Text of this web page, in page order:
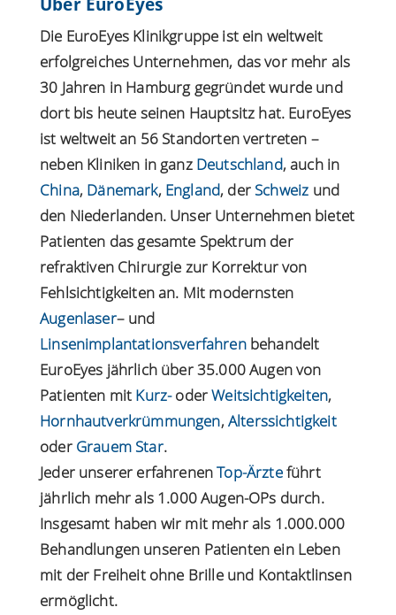
Die EuroEyes Klinikgruppe ist ein weltweit
erfolgreiches Unternehmen, das vor mehr als
30 Jahren in Hamburg gegründet wurde und
dort bis heute seinen Hauptsitz hat. EuroEyes
ist weltweit an 56 Standorten vertreten –
neben Kliniken in ganz Deutschland, auch in
China, Dänemark, England, der Schweiz und
den Niederlanden. Unser Unternehmen bietet
Patienten das gesamte Spektrum der
refraktiven Chirurgie zur Korrektur von
Fehlsichtigkeiten an. Mit modernsten
Augenlaser– und
Linsenimplantationsverfahrenbehandelt
EuroEyes jährlich über 35.000 Augen von
Patienten mit Kurz-oderWeitsichtigkeiten,
Hornhautverkrümmungen,Alterssichtigkeit
oder Grauem Star.
Jeder unserer erfahrenenTop-Ärzteführt
jährlich mehr als 1.000 Augen-OPs durch.
Insgesamt haben wir mit mehr als 1.000.000
Behandlungen unseren Patienten ein Leben
mit der Freiheit ohne Brille und Kontaktlinsen
ermöglicht.